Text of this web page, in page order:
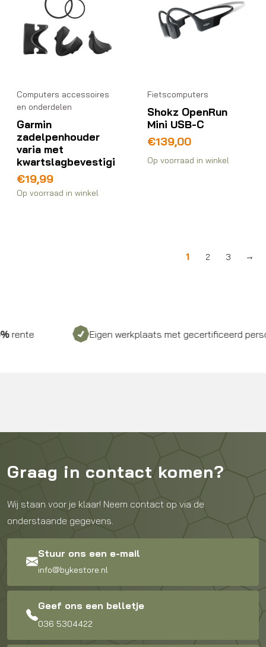
Computers accessoires
en onderdelen
Garmin
zadelpenhouder
varia met
kwartslagbevestigi
€19,99
Op voorraad in winkel
Fietscomputers
Shokz OpenRun
Mini USB-C
€139,00
Op voorraad in winkel
1 2 3 →
Eigen werkplaats met gecertificeerd personeel
Graag in contact komen?
Wij staan voor je klaar! Neem contact op via de
onderstaande gegevens.
Stuur ons een e-mail
info@bykestore.nl
Geef ons een belletje
036 5304422